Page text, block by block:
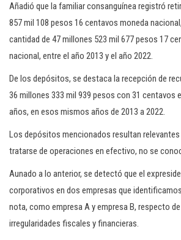
Añadió que la familiar consanguínea registró
857 mil 108 pesos 16 centavos moneda
cantidad de 47 millones 523 mil 677 pesos 17
nacional, entre el año 2013 y el año 2022.
De los depósitos, se destaca la recepción de
36 millones 333 mil 939 pesos con 31 centavos
años, en esos mismos años de 2013 a 2022.
Los depósitos mencionados resultan relevantes
tratarse de operaciones en efectivo, no se
Aunado a lo anterior, se detectó que el
corporativos en dos empresas que
nota, como empresa A y empresa B, respecto
irregularidades fiscales y financieras.